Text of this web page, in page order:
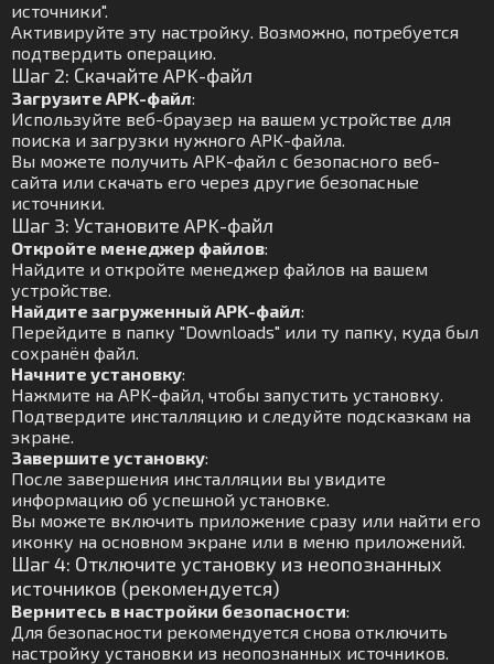
источники".
Активируйте эту настройку. Возможно, потребуется
подтвердить операцию.
Шаг 2: Скачайте APK-файл
Загрузите APK-файл:
Используйте веб-браузер на вашем устройстве для
поиска и загрузки нужного APK-файла.
Вы можете получить APK-файл с безопасного веб-
сайта или скачать его через другие безопасные
источники.
Шаг 3: Установите APK-файл
Откройте менеджер файлов:
Найдите и откройте менеджер файлов на вашем
устройстве.
Найдите загруженный APK-файл:
Перейдите в папку "Downloads" или ту папку, куда был
сохранён файл.
Начните установку:
Нажмите на APK-файл, чтобы запустить установку.
Подтвердите инсталляцию и следуйте подсказкам на
экране.
Завершите установку:
После завершения инсталляции вы увидите
информацию об успешной установке.
Вы можете включить приложение сразу или найти его
иконку на основном экране или в меню приложений.
Шаг 4: Отключите установку из неопознанных
источников (рекомендуется)
Вернитесь в настройки безопасности:
Для безопасности рекомендуется снова отключить
настройку установки из неопознанных источников.